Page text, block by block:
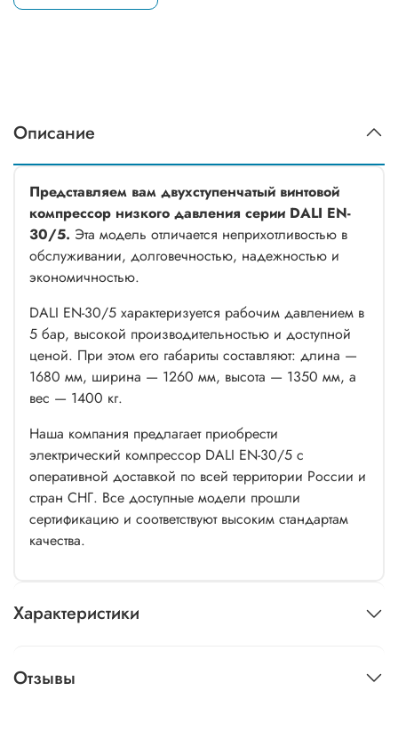
Описание
Представляем вам двухступенчатый винтовой
компрессор низкого давления серии DALI EN-
30/5. Эта модель отличается неприхотливостью в
обслуживании, долговечностью, надежностью и
экономичностью.
DALI EN-30/5 характеризуется рабочим давлением в
5 бар, высокой производительностью и доступной
ценой. При этом его габариты составляют: длина —
1680 мм, ширина — 1260 мм, высота — 1350 мм, а
вес — 1400 кг.
Наша компания предлагает приобрести
электрический компрессор DALI EN-30/5 с
оперативной доставкой по всей территории России и
стран СНГ. Все доступные модели прошли
сертификацию и соответствуют высоким стандартам
качества.
Характеристики
Отзывы